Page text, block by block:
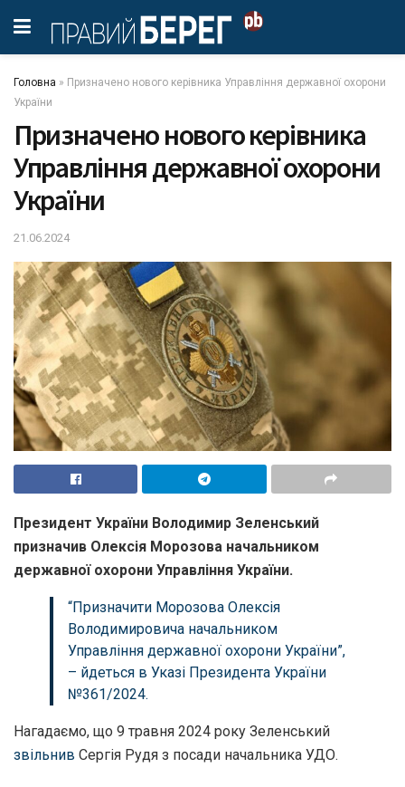
Головна » Призначено нового керівника Управління державної охорони
України
Призначено нового керівника
Управління державної охорони
України
21.06.2024
Президент України Володимир Зеленський
призначив Олексія Морозова начальником
державної охорони Управління України.
“Призначити Морозова Олексія
Володимировича начальником
Управління державної охорони України”,
– йдеться в Указі Президента України
№361/2024.
Нагадаємо, що 9 травня 2024 року Зеленський
звільнив Сергія Рудя з посади начальника УДО.